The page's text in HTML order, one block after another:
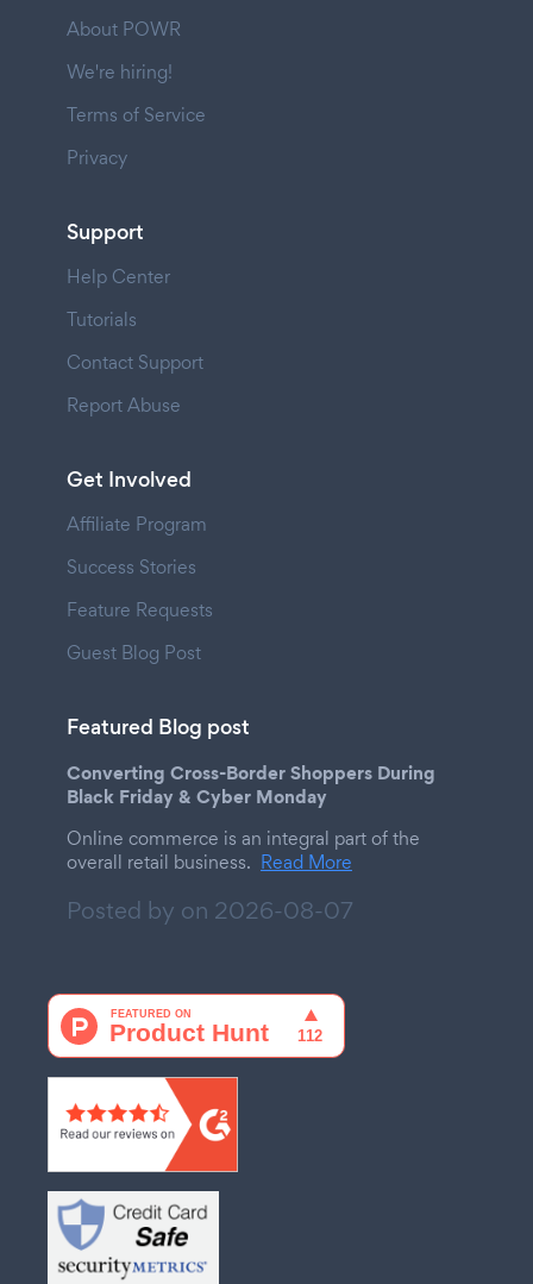
About POWR
We're hiring!
Terms of Service
Privacy
Support
Help Center
Tutorials
Contact Support
Report Abuse
Get Involved
Affiliate Program
Success Stories
Feature Requests
Guest Blog Post
Featured Blog post
Converting Cross-Border Shoppers During
Black Friday & Cyber Monday
Online commerce is an integral part of the
overall retail business. Read More
Posted by on 2026-08-07